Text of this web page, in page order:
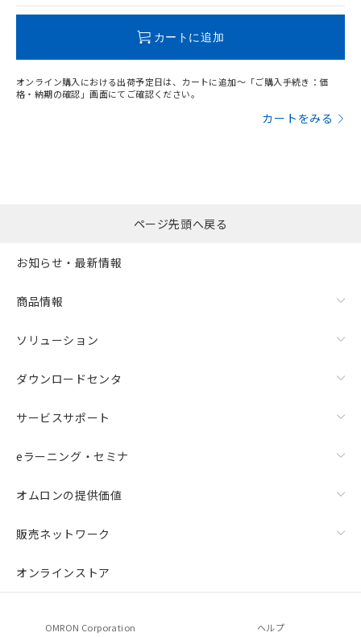
カートに追加
オンライン購入における出荷予定日は、カートに追加～「ご購入手続き：価
格・納期の確認」画面にてご確認ください。
カートをみる
ページ先頭へ戻る
お知らせ・最新情報
商品情報
ソリューション
ダウンロードセンタ
サービスサポート
eラーニング・セミナ
オムロンの提供価値
販売ネットワーク
オンラインストア
OMRON Corporation ヘルプ